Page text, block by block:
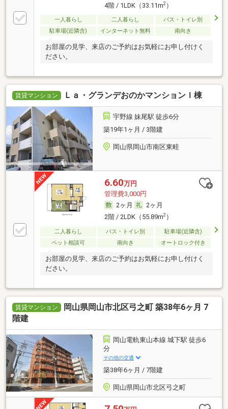
4階 / 1LDK（33.11m2）
一人暮らし 二人暮らし
バス・トイレ別
駐車場(近隣含)
インターネット無料 南向き
お部屋の見学、来店のご予約はお気軽にお申し付けく
ださい。
賃貸マンション Ｌａ・グランデおのかマンションＩ棟
宇野線 妹尾駅 徒歩6分
築19年1ヶ月 / 3階建
岡山県岡山市南区東畦
6.60万円
管理費3,000円
2ヶ月
2ヶ月
2階 / 2LDK（55.89m2）
二人暮らし バス・トイレ別
駐車場(近隣含)
ペット相談可
南向き オートロック付き
お部屋の見学、来店のご予約はお気軽にお申し付けく
ださい。
賃貸マンション
岡山県岡山市北区弓之町 築38年6ヶ月 7
階建
岡山電軌東山本線 城下駅 徒歩6
分
その他の交通
築38年6ヶ月 / 7階建
岡山県岡山市北区弓之町